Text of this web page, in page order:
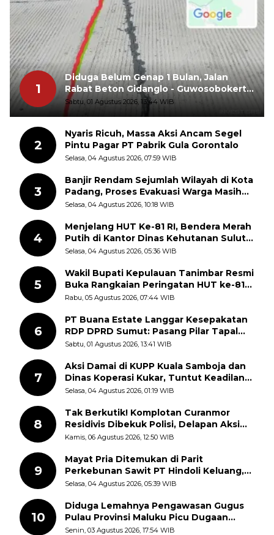
1
Diduga Belum Genap 1 Bulan, Jalan
Rabat Beton Gidanglo - Guwosobokerto
Sudah Pecah
Sabtu, 01 Agustus 2026, 13:44 WIB
2
Nyaris Ricuh, Massa Aksi Ancam Segel
Pintu Pagar PT Pabrik Gula Gorontalo
Selasa, 04 Agustus 2026, 07:59 WIB
3
Banjir Rendam Sejumlah Wilayah di Kota
Padang, Proses Evakuasi Warga Masih
Berlangsung
Selasa, 04 Agustus 2026, 10:18 WIB
4
Menjelang HUT Ke-81 RI, Bendera Merah
Putih di Kantor Dinas Kehutanan Sulut
Disorot Warga
Selasa, 04 Agustus 2026, 05:36 WIB
5
Wakil Bupati Kepulauan Tanimbar Resmi
Buka Rangkaian Peringatan HUT ke-81
Kemerdekaan RI, ASN Diajak Perkuat
Rabu, 05 Agustus 2026, 07:44 WIB
6
PT Buana Estate Langgar Kesepakatan
RDP DPRD Sumut: Pasang Pilar Tapal
Batas Sepihak Tanpa Libatkan
Sabtu, 01 Agustus 2026, 13:41 WIB
7
Aksi Damai di KUPP Kuala Samboja dan
Dinas Koperasi Kukar, Tuntut Keadilan
dan Kesempatan Kerja yang Adil
Selasa, 04 Agustus 2026, 01:19 WIB
8
Tak Berkutik! Komplotan Curanmor
Residivis Dibekuk Polisi, Delapan Aksi
Curanmor Di Candipuro Terungkap
Kamis, 06 Agustus 2026, 12:50 WIB
9
Mayat Pria Ditemukan di Parit
Perkebunan Sawit PT Hindoli Keluang,
Polisi Selidiki Penyebab Kematian
Selasa, 04 Agustus 2026, 05:39 WIB
10
Diduga Lemahnya Pengawasan Gugus
Pulau Provinsi Maluku Picu Dugaan
Pungli terhadap Nelayan Bale-Bale di
Senin, 03 Agustus 2026, 17:54 WIB